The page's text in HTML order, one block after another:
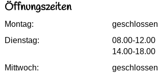
Öffnungszeiten
Montag:
geschlossen
Dienstag:
08.00-12.00
14.00-18.00
Mittwoch:
geschlossen